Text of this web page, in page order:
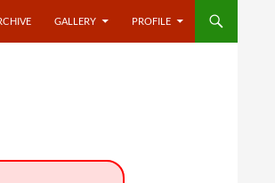
GALLERY PROFILE